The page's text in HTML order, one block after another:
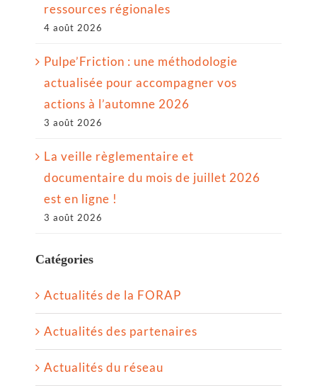
ressources régionales
4 août 2026
Pulpe’Friction : une méthodologie
actualisée pour accompagner vos
actions à l’automne 2026
3 août 2026
La veille règlementaire et
documentaire du mois de juillet 2026
est en ligne !
3 août 2026
Catégories
Actualités de la FORAP
Actualités des partenaires
Actualités du réseau